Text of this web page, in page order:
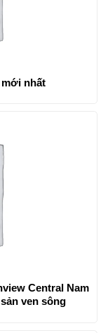
nhất
Central Nam
ven sông